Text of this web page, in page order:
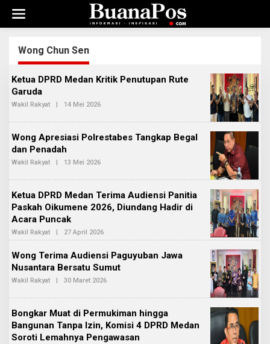
w
Wong Chun Sen
Ketua DPRD Medan Kritik Penutupan Rute
Garuda
Wakil Rakyat | 14 Mei 2026
E
R
S
2
Wong Apresiasi Polrestabes Tangkap Begal
dan Penadah
Wakil Rakyat | 13 Mei 2026
E
R
E
D
K
S
2
Ketua DPRD Medan Terima Audiensi Panitia
Paskah Oikumene 2026, Diundang Hadir di
Acara Puncak
Wakil Rakyat | 27 April 2026
L
H
R
D
K
I
Wong Terima Audiensi Paguyuban Jawa
Nusantara Bersatu Sumut
Wakil Rakyat | 30 Maret 2026
E
R
E
D
A
Bongkar Muat di Permukiman hingga
Bangunan Tanpa Izin, Komisi 4 DPRD Medan
Soroti Lemahnya Pengawasan